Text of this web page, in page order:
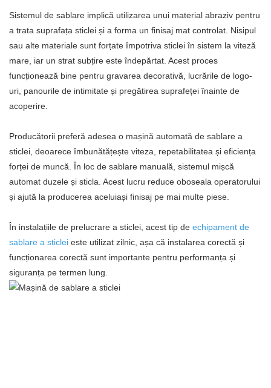
Sistemul de sablare implică utilizarea unui material abraziv pentru
a trata suprafața sticlei și a forma un finisaj mat controlat. Nisipul
sau alte materiale sunt forțate împotriva sticlei în sistem la viteză
mare, iar un strat subțire este îndepărtat. Acest proces
funcționează bine pentru gravarea decorativă, lucrările de logo-
uri, panourile de intimitate și pregătirea suprafeței înainte de
acoperire.
Producătorii preferă adesea o mașină automată de sablare a
sticlei, deoarece îmbunătățește viteza, repetabilitatea și eficiența
forței de muncă. În loc de sablare manuală, sistemul mișcă
automat duzele și sticla. Acest lucru reduce oboseala operatorului
și ajută la producerea aceluiași finisaj pe mai multe piese.
În instalațiile de prelucrare a sticlei, acest tip de echipament de
sablare a sticlei este utilizat zilnic, așa că instalarea corectă și
funcționarea corectă sunt importante pentru performanța și
siguranța pe termen lung.